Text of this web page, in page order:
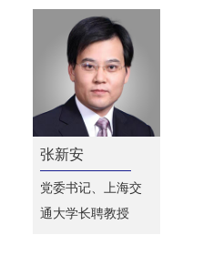
张新安
党委书记、上海交
通大学长聘教授